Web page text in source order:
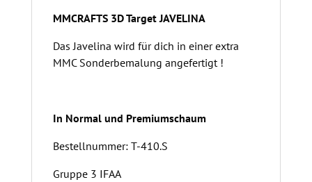
MMCRAFTS 3D TargetJAVELINA
Das Javelina wird für dich in einer extra
MMC Sonderbemalung angefertigt !
In Normal und Premiumschaum
Bestellnummer: T-410.S
Gruppe 3 IFAA